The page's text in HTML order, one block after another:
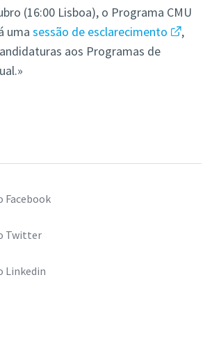
(16:00 Lisboa), o Programa CMU
uma sessão de esclarecimento
,
aos Programas de
Facebook
Twitter
Linkedin